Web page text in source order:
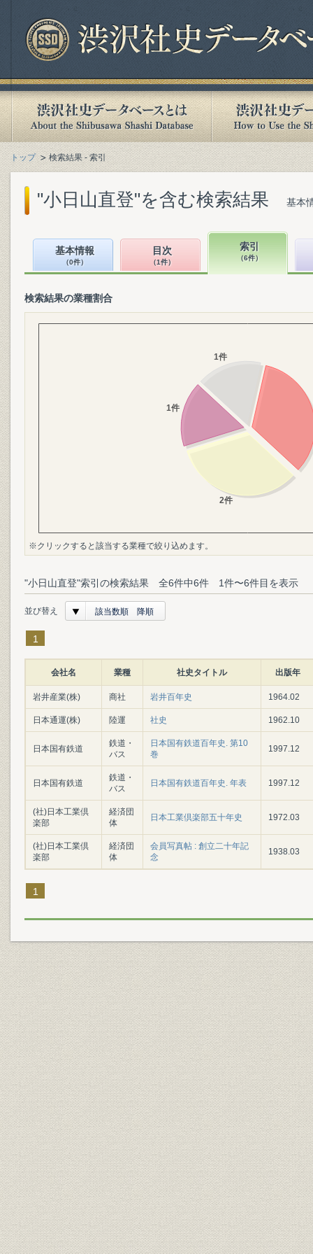
トップ 検索結果 - 索引
"小日山直登"を含む検索結果 基本
基本情報
（0件）
目次
（1件）
索引
（6件）
検索結果の業種割合
※クリックすると該当する業種で絞り込めます。
"小日山直登"索引の検索結果 全6件中6件 1件〜6件目を表示
並び替え 該当数順 降順
1
会社名 業種 社史タイトル 出版年
岩井産業(株) 商社 岩井百年史 1964.02
日本通運(株) 陸運 社史 1962.10
日本国有鉄道
鉄道・
バス
日本国有鉄道百年史. 第10
巻
1997.12
日本国有鉄道
鉄道・
バス
日本国有鉄道百年史. 年表 1997.12
(社)日本工業倶
楽部
経済団
体
日本工業倶楽部五十年史 1972.03
(社)日本工業倶
楽部
経済団
体
会員写真帖 : 創立二十年記
念
1938.03
1